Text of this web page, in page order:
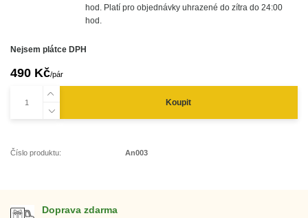
hod. Platí pro objednávky uhrazené do zítra do 24:00
hod.
Nejsem plátce DPH
490 Kč/pár
Koupit
Číslo produktu: An003
Doprava zdarma